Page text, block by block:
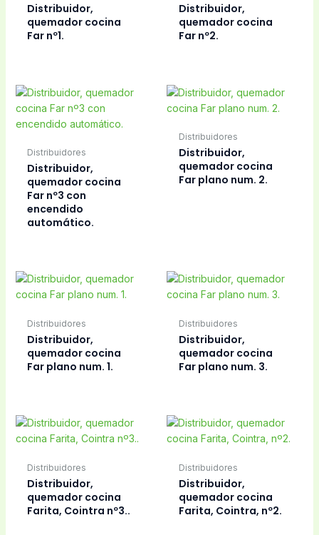
Distribuidor,
quemador cocina
Far nº1.
Distribuidor,
quemador cocina
Far nº2.
Distribuidores
Distribuidor,
quemador cocina
Far nº3 con
encendido
automático.
Distribuidores
Distribuidor,
quemador cocina
Far plano num. 2.
Distribuidores
Distribuidor,
quemador cocina
Far plano num. 1.
Distribuidores
Distribuidor,
quemador cocina
Far plano num. 3.
Distribuidores
Distribuidor,
quemador cocina
Farita, Cointra nº3..
Distribuidores
Distribuidor,
quemador cocina
Farita, Cointra, nº2.